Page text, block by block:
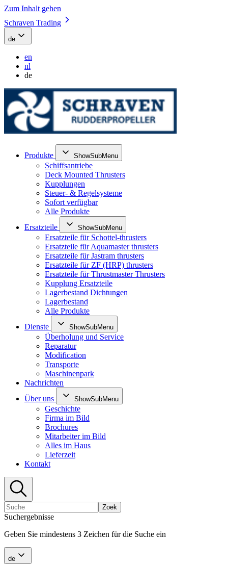
Zum Inhalt gehen
Schraven Trading
de
en
nl
de
Produkte ShowSubMenu
Schiffsantriebe
Deck Mounted Thrusters
Kupplungen
Steuer- & Regelsysteme
Sofort verfügbar
Alle Produkte
Ersatzteile
ShowSubMenu
Ersatzteile für Schottel-thrusters
Ersatzteile für Aquamaster thrusters
Ersatzteile für Jastram thrusters
Ersatzteile für ZF (HRP) thrusters
Ersatzteile für Thrustmaster Thrusters
Kupplung Ersatzteile
Lagerbestand Dichtungen
Lagerbestand
Alle Produkte
Dienste
ShowSubMenu
Überholung und Service
Reparatur
Modification
Transporte
Maschinenpark
Nachrichten
Über uns
ShowSubMenu
Geschichte
Firma im Bild
Brochures
Mitarbeiter im Bild
Alles im Haus
Lieferzeit
Kontakt
Zoek
Suchergebnisse
Geben Sie mindestens 3 Zeichen für die Suche ein
de